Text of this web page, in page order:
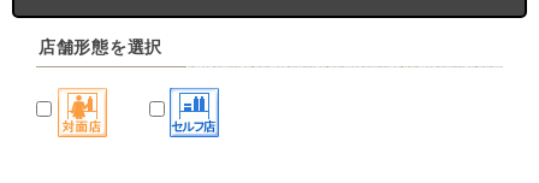
店舗形態を選択